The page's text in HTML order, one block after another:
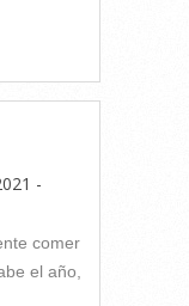
-
comer
el año,